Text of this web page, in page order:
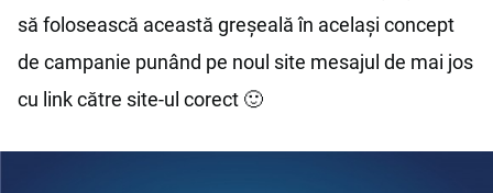
să folosească această greșeală în același concept
de campanie punând pe noul site mesajul de mai jos
cu link către site-ul corect 🙂